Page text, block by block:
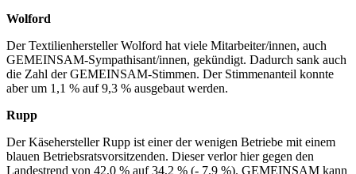
Wolford
Der Textilienhersteller Wolford hat viele Mitarbeiter/innen, auch
GEMEINSAM-Sympathisant/innen, gekündigt. Dadurch sank auch
die Zahl der GEMEINSAM-Stimmen. Der Stimmenanteil konnte
aber um 1,1 % auf 9,3 % ausgebaut werden.
Rupp
Der Käsehersteller Rupp ist einer der wenigen Betriebe mit einem
blauen Betriebsratsvorsitzenden. Dieser verlor hier gegen den
Landestrend von 42,0 % auf 34,2 % (- 7,9 %). GEMEINSAM kann